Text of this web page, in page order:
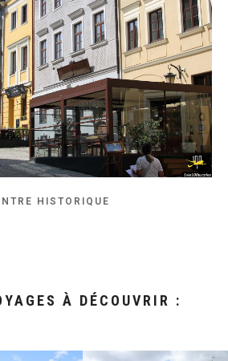
HISTORIQUE
À DÉCOUVRIR :